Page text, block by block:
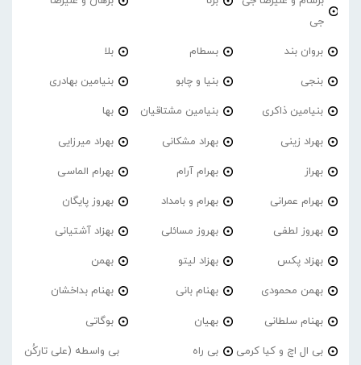
جی
بروان بند بسطام بلا
بنجی بنیا و چابو بنیامین بهادری
بنیامین ذاکری بنیامین مشتاقیان بها
بهراد زینی بهراد مشکانی بهراد میرزایی
بهراز بهرام آرام بهرام الماسی
بهرام عمرانی بهرام و بامداد بهروز پایگان
بهروز لطفی بهروز مسائلی بهزاد آشتیانی
بهزاد پکس بهزاد لیتو بهمن
بهمن محمودی بهنام بانی بهنام بداخشان
بهنام سلطانی بهیان بوگاتی
بی ال اچ و کیا کرمی بی راه
بی واسطه (علی تارکُن